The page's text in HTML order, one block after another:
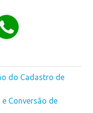
do Cadastro de
Conversão de